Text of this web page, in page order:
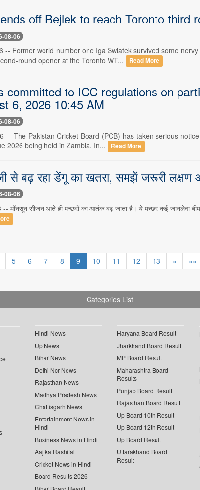
off Bejlek to reach Toronto third
08-06
-- Former world number one Iga Swiatek survived some
round opener at the Toronto WT...
Read More
committed to ICC regulations on
6, 2026 10:45 AM
08-06
-- The Pakistan Cricket Board (PCB) has taken serious
2026 being held in Zambia. In...
Read More
से बढ़ रहा डेंगू का खतरा, समझें जरूरी लक्षण
08-06
-- मॉनसून सीजन आते ही मच्छरों का आतंक बढ़ जाता है। ये मच्छर कई जानलेवा
5 6 7 8 9 10 11 12 13 » »»
Categories List
Hindi News
Up News
Bihar News
Delhi Ncr News
Rajasthan News
Madhya Pradesh News
Chattisgarh News
Entertainment News in
Hindi
Business News in Hindi
Aaj ka Rashifal
Cricket News in Hindi
Board Results 2026
Haryana Board Result
Jharkhand Board Result
MP Board Result
Maharashtra Board
Results
Punjab Board Result
Rajasthan Board Result
Up Board 10th Result
Up Board 12th Result
Up Board Result
Uttarakhand Board
Result